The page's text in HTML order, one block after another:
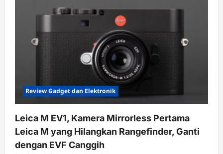
Tangguh
untuk
Petualang
Modern
Harga
Terjangkau
Review Gadget dan Elektronik
Leica M EV1, Kamera Mirrorless Pertama
Leica M yang Hilangkan Rangefinder, Ganti
dengan EVF Canggih